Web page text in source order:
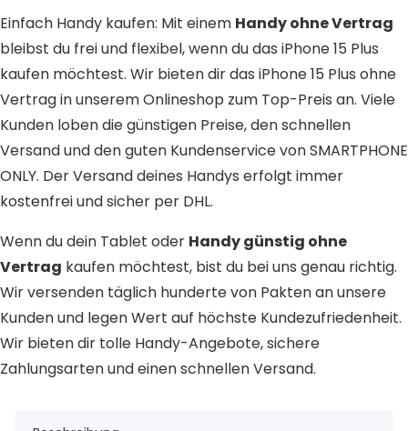
Einfach Handy kaufen: Mit einem Handy ohne Vertrag
bleibst du frei und flexibel, wenn du das iPhone 15 Plus
kaufen möchtest. Wir bieten dir das iPhone 15 Plus ohne
Vertrag in unserem Onlineshop zum Top-Preis an. Viele
Kunden loben die günstigen Preise, den schnellen
Versand und den guten Kundenservice von SMARTPHONE
ONLY. Der Versand deines Handys erfolgt immer
kostenfrei und sicher per DHL.
Wenn du dein Tablet oder Handy günstig ohne
Vertrag kaufen möchtest, bist du bei uns genau richtig.
Wir versenden täglich hunderte von Pakten an unsere
Kunden und legen Wert auf höchste Kundezufriedenheit.
Wir bieten dir tolle Handy-Angebote, sichere
Zahlungsarten und einen schnellen Versand.